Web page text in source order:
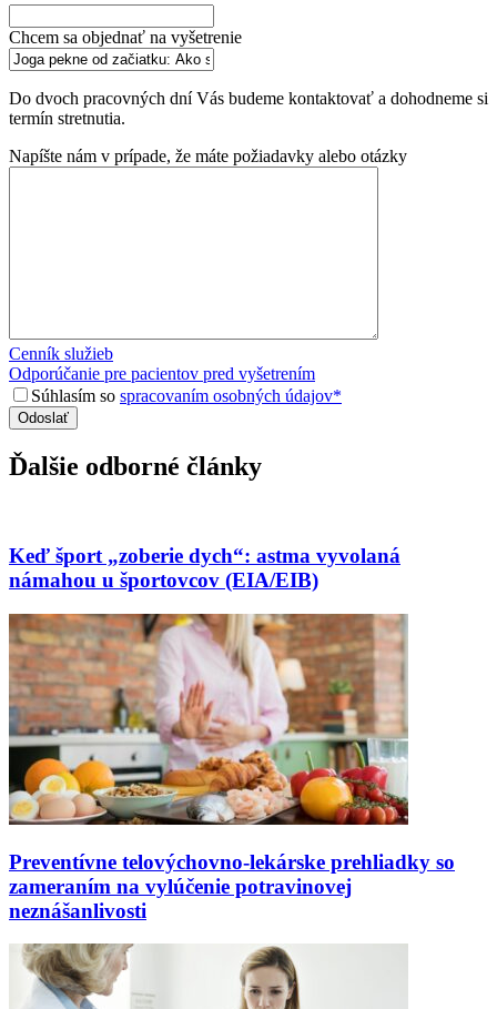
Chcem sa objednať na vyšetrenie
Do dvoch pracovných dní Vás budeme kontaktovať a dohodneme si
termín stretnutia.
Napíšte nám v prípade, že máte požiadavky alebo otázky
Cenník služieb
Odporúčanie pre pacientov pred vyšetrením
Súhlasím so spracovaním osobných údajov*
Ďalšie odborné články
Keď šport „zoberie dych“: astma vyvolaná
námahou u športovcov (EIA/EIB)
Preventívne telovýchovno-lekárske prehliadky so
zameraním na vylúčenie potravinovej
neznášanlivosti